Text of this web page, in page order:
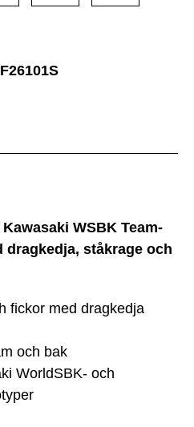
WSBK Team-
ståkrage och
fickor med dragkedja
och bak
WorldSBK- och